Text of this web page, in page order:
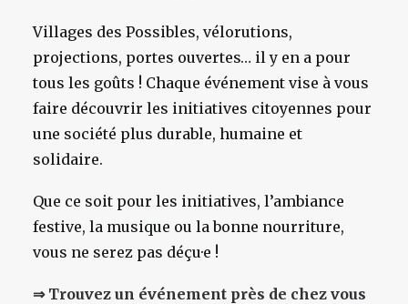
Villages des Possibles, vélorutions,
projections, portes ouvertes… il y en a pour
tous les goûts ! Chaque événement vise à vous
faire découvrir les initiatives citoyennes pour
une société plus durable, humaine et
solidaire.
Que ce soit pour les initiatives, l’ambiance
festive, la musique ou la bonne nourriture,
vous ne serez pas déçu·e !
⇒ Trouvez un événement près de chez vous